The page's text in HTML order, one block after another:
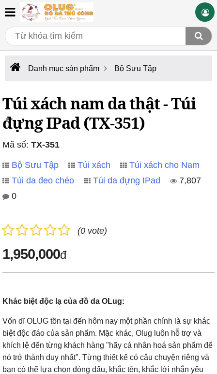
Danh mục sản phẩm Bộ Sưu Tập
Túi xách nam da thật - Túi
đựng IPad (TX-351)
Mã số: TX-351
Bộ Sưu Tập Túi xách
Túi xách cho Nam
Túi da đeo chéo
Túi da đựng IPad
7,807
0
(0 vote)
1,950,000đ
Khác biệt độc lạ của đồ da OLug:
Vốn dĩ OLUG tồn tại đến hôm nay một phần chính là sự khác
biệt độc đáo của sản phẩm. Mặc khác, Olug luôn hỗ trợ và
khích lệ đến từng khách hàng "hãy cá nhân hoá sản phẩm để
nó trở thành duy nhất". Từng thiết kế có câu chuyện riêng và
bạn có thể lựa chọn đóng dấu, khắc tên, khắc lời nhắn yêu